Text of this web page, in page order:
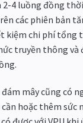
4 luồng đồng
các phiên bản
kiệm chi phí tổng
truyền thông
đám mây cũng có
hoặc thêm sức